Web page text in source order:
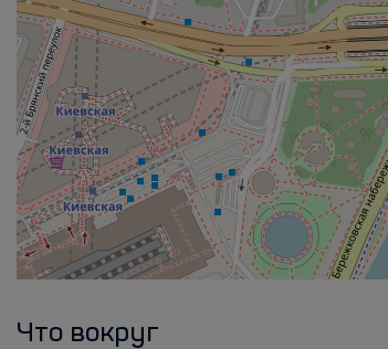
Что вокруг